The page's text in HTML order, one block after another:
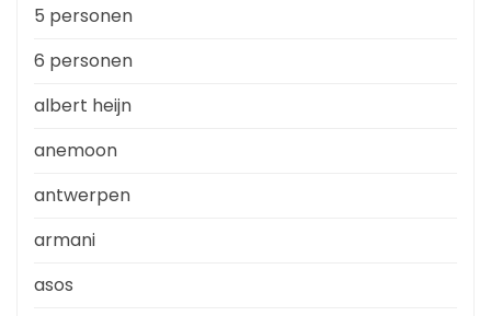
5 personen
6 personen
albert heijn
anemoon
antwerpen
armani
asos